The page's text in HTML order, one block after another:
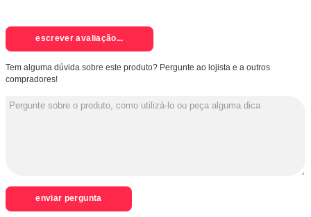
escrever avaliação...
Tem alguma dúvida sobre este produto? Pergunte ao lojista e a outros
compradores!
enviar pergunta